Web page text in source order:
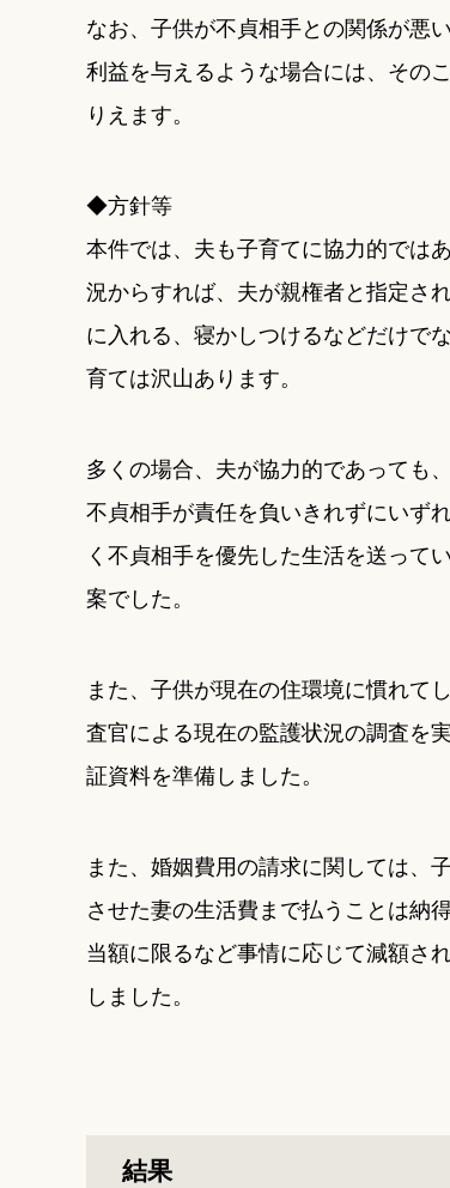
なお、子供が不貞相手との関係が悪
利益を与えるような場合には、その
りえます。
◆方針等
本件では、夫も子育てに協力的では
況からすれば、夫が親権者と指定さ
に入れる、寝かしつけるなどだけで
育ては沢山あります。
多くの場合、夫が協力的であっても
不貞相手が責任を負いきれずにいず
く不貞相手を優先した生活を送って
案でした。
また、子供が現在の住環境に慣れて
査官による現在の監護状況の調査を
証資料を準備しました。
また、婚姻費用の請求に関しては、
させた妻の生活費まで払うことは納
当額に限るなど事情に応じて減額さ
しました。
結果